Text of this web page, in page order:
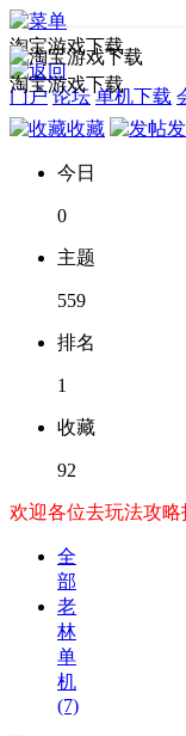
淘宝游戏下载
门户 论坛 单机下载
淘宝游戏下载
收藏
今日
0
主题
559
排名
1
收藏
92
欢迎各位去玩法攻略
全
部
老
林
单
机
(7)